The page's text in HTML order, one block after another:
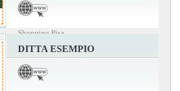
Shopping Pisa
DITTA ESEMPIO